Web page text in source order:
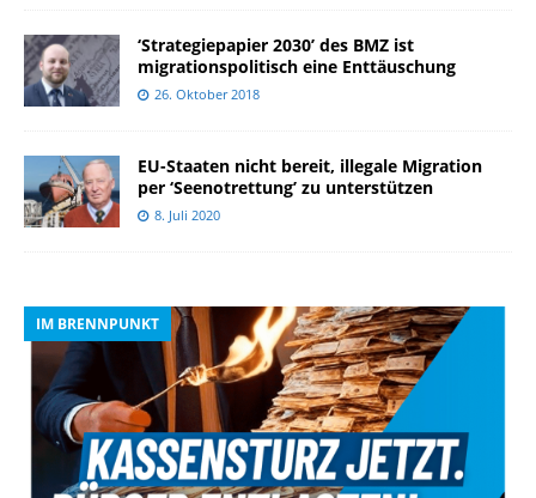
‘Strategiepapier 2030’ des BMZ ist
migrationspolitisch eine Enttäuschung
26. Oktober 2018
EU-Staaten nicht bereit, illegale Migration
per ‘Seenotrettung’ zu unterstützen
8. Juli 2020
IM BRENNPUNKT